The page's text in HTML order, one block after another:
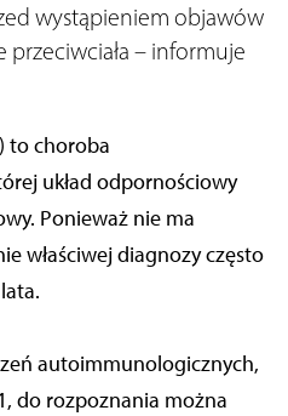
wystąpieniem objawów
– informuje
to choroba
układ odpornościowy
Ponieważ nie ma
właściwej diagnozy często
autoimmunologicznych,
do rozpoznania można